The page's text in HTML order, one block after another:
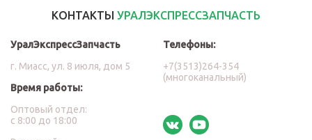
КОНТАКТЫ УРАЛЭКСПРЕССЗАПЧАСТЬ
УралЭкспрессЗапчасть
г. Миасс, ул. 8 июля, дом 5
Время работы:
Оптовый отдел:
с 8:00 до 18:00
Телефоны:
+7(3513)264-354
(многоканальный)